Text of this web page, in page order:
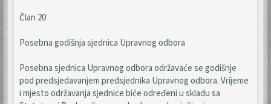
Član 20
Posebna godišnja sjednica Upravnog odbora
Posebna sjednica Upravnog odbora održavaće se godišnje
pod predsjedavanjem predsjednika Upravnog odbora. Vrijeme
i mjesto održavanja sjednice biće određeni u skladu sa